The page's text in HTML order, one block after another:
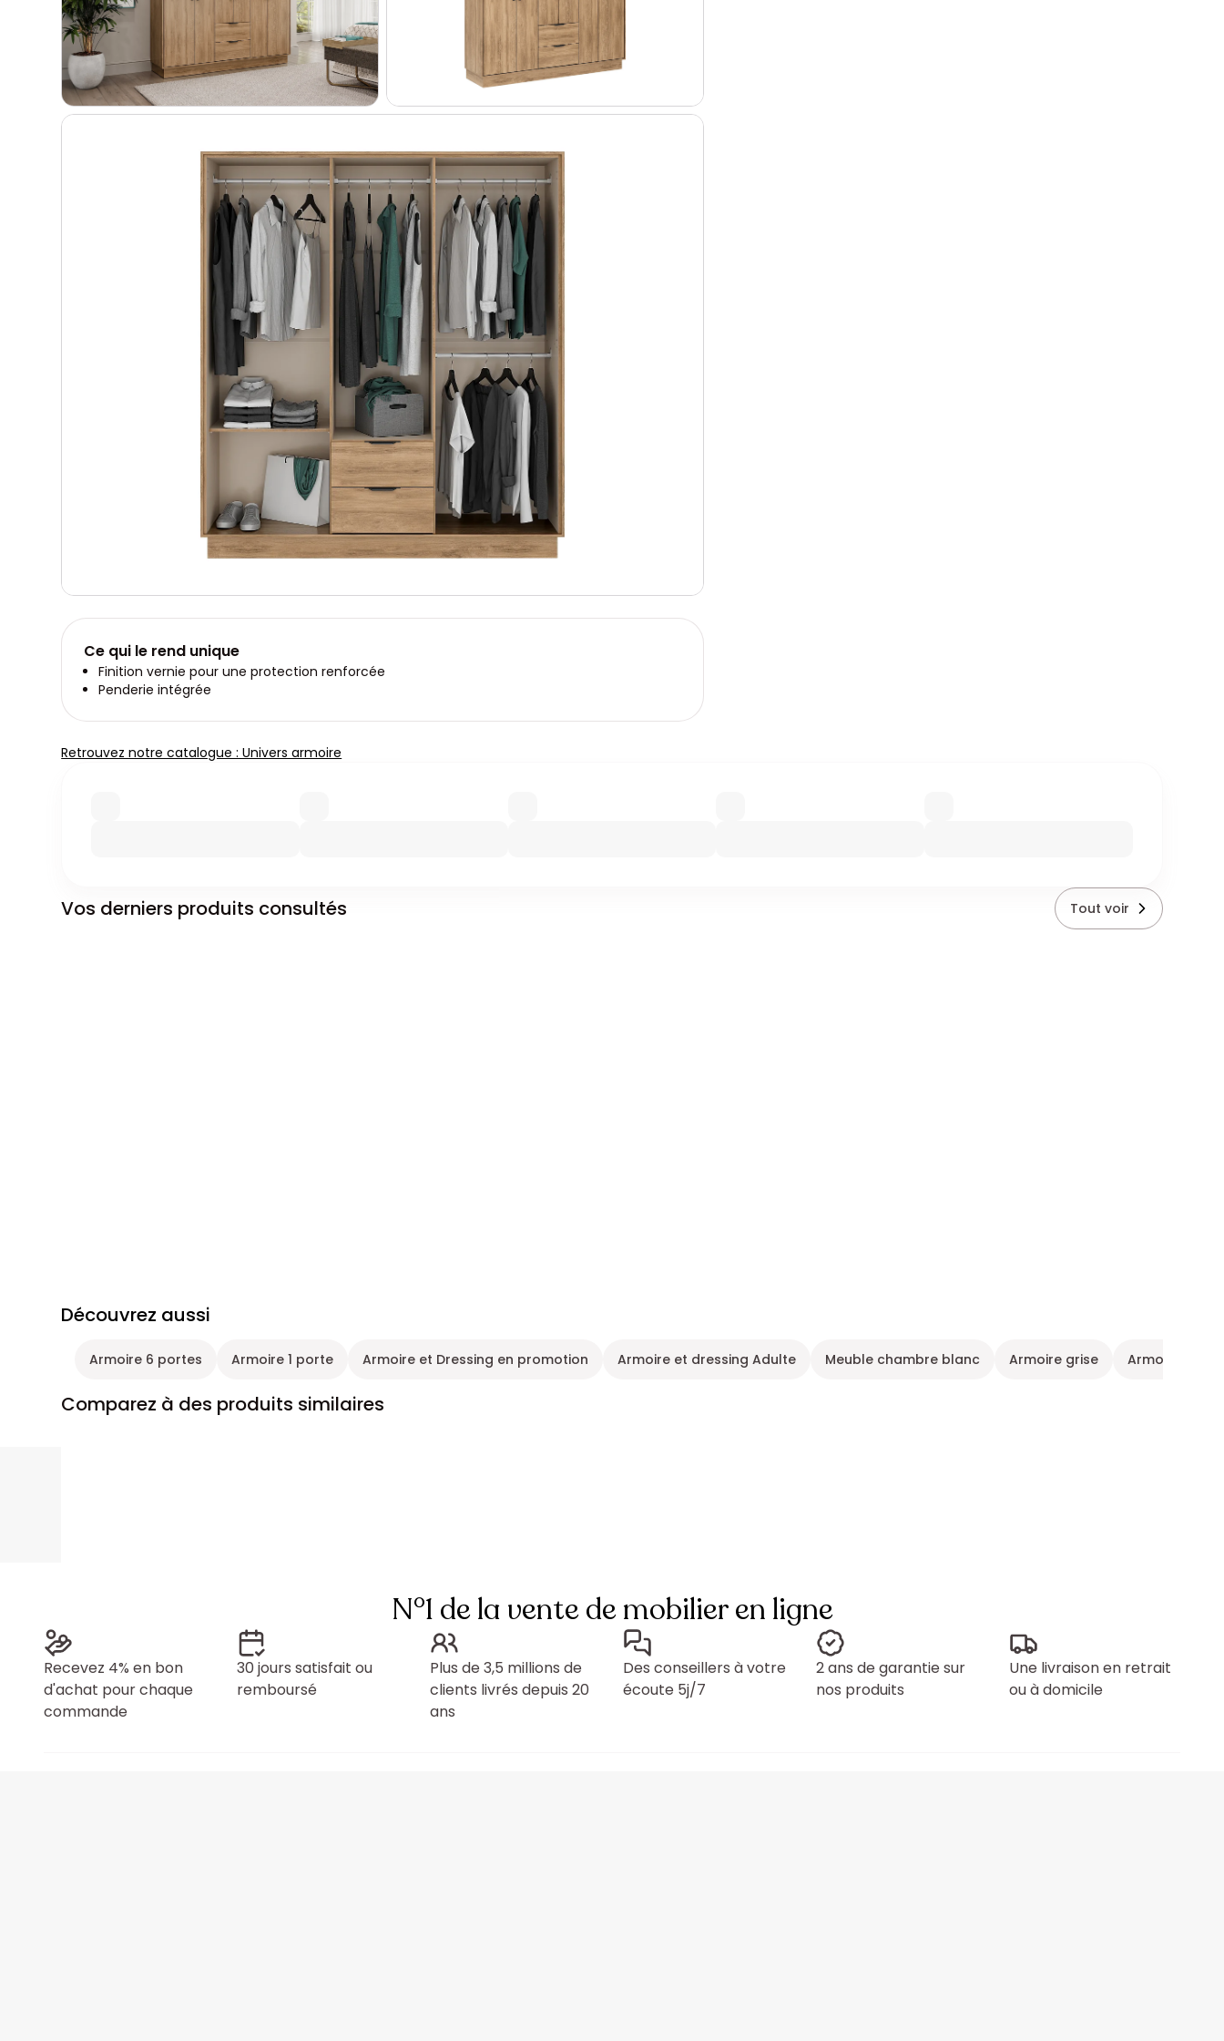
Ce qui le rend unique
Finition vernie pour une protection renforcée
Penderie intégrée
Retrouvez notre catalogue : Univers armoire
Vos derniers produits consultés Tout voir
Découvrez aussi
Armoire 6 portes Armoire 1 porte Armoire et Dressing en promotion Armoire et dressing Adulte Meuble chambre blanc Armoire grise Armoire et
Comparez à des produits similaires
N°1 de la vente de mobilier en ligne
Recevez 4% en bon
d'achat pour chaque
commande
30 jours satisfait ou
remboursé
Plus de 3,5 millions de
clients livrés depuis 20
ans
Des conseillers à votre
écoute 5j/7
2 ans de garantie sur
nos produits
Une livraison en retrait
ou à domicile